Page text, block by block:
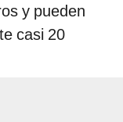
y pueden
casi 20